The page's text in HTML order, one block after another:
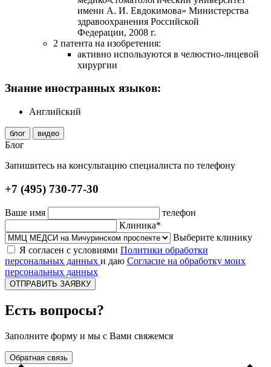
имени А. И. Евдокимова» Министерства
здравоохранения Российской
Федерации, 2008 г.
2 патента на изобретения:
активно используются в челюстно-лицевой
хирургии
Знание иностранных языков:
Английский
блог видео
Блог
Запишитесь на консультацию специалиста по телефону
+7 (495) 730-77-30
Ваше имя
телефон
Клиника*
Выберите клинику
Я согласен с условиями Политики обработки
персональных данных и даю Согласие на обработку моих
персональных данных
ОТПРАВИТЬ ЗАЯВКУ
Есть вопросы?
Заполните форму и мы с Вами свяжемся
Обратная связь